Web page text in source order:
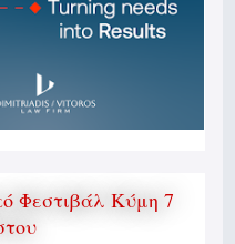
Φεστιβάλ Κύμη 7